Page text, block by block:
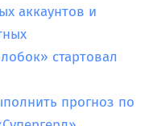
аккаунтов и
стартовал
прогноз по